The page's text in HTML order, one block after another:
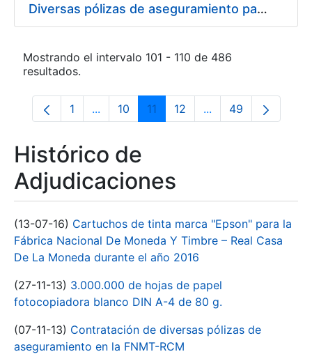
Diversas pólizas de aseguramiento para la Fábrica Nacional de Moneda y Timbre - Real Casa de la Moneda
Mostrando el intervalo 101 - 110 de 486
resultados.
Página
1 ...Páginas intermedias Use TAB para
Página
10 Página
11 Página
12 ...PáginasPágina
49
Histórico de
Adjudicaciones
(13-07-16) Cartuchos de tinta marca "Epson" para la
Fábrica Nacional De Moneda Y Timbre – Real Casa
De La Moneda durante el año 2016
(27-11-13) 3.000.000 de hojas de papel
fotocopiadora blanco DIN A-4 de 80 g.
(07-11-13) Contratación de diversas pólizas de
aseguramiento en la FNMT-RCM